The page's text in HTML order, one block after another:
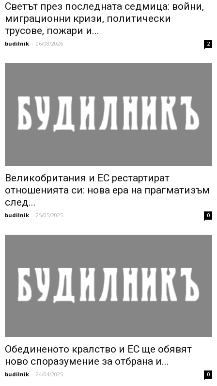
Светът през последната седмица: войни,
миграционни кризи, политически
трусове, пожари и...
budilnik - 06/08/2026 2
Великобритания и ЕС рестартират
отношенията си: нова ера на прагматизъм
след...
budilnik - 25/05/2025 0
Обединеното кралство и ЕС ще обявят
ново споразумение за отбрана и...
budilnik - 24/04/2025 0